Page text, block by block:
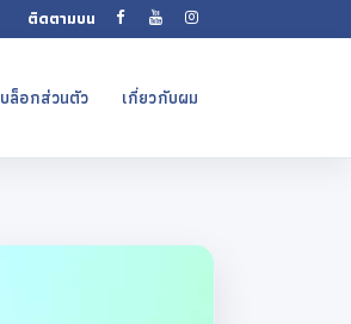
ติดตามบน
บล็อกส่วนตัว เกี่ยวกับผม